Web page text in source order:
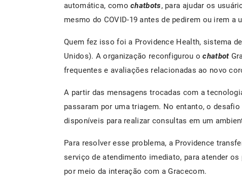
automática, comochatbots, para ajudar os
mesmo do COVID-19 antes de pedirem ou irem a
Quem fez isso foi a Providence Health, sistema
Unidos). A organização reconfigurou ochatbot
frequentes e avaliações relacionadas ao novo
A partir das mensagens trocadas com a
passaram por uma triagem. No entanto, o
disponíveis para realizar consultas em um
Para resolver esse problema, a Providence
serviço de atendimento imediato, para atender
por meio da interação com a Gracecom.